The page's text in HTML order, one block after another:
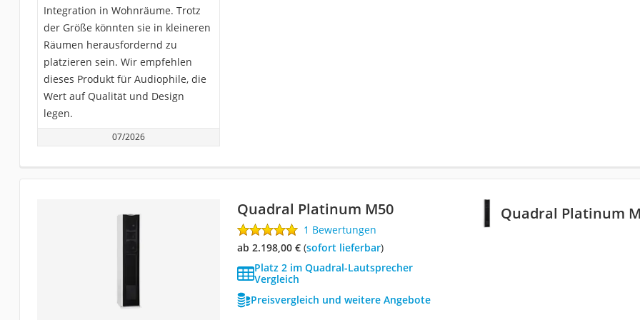
Integration in Wohnräume. Trotz
der Größe könnten sie in kleineren
Räumen herausfordernd zu
platzieren sein. Wir empfehlen
dieses Produkt für Audiophile, die
Wert auf Qualität und Design
legen.
07/2026
Quadral Platinum
Quadral Platinum M50
1 Bewertungen
ab 2.198,00 €( Sofort lieferbar)
Platz 2 im Quadral-Lautsprecher
Vergleich
Preisvergleich und weitere Angebote